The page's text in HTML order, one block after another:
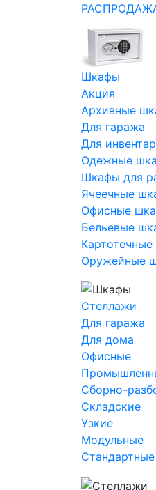
Шкафы
Акция
Архивные
Для гаража
Для
Одежные
Шкафы для
Ячеечные
Офисные
Бельевые
Оружейные
Стеллажи
Для гаража
Для дома
Офисные
Сборно-
Складские
Узкие
Модульные
Стандартные